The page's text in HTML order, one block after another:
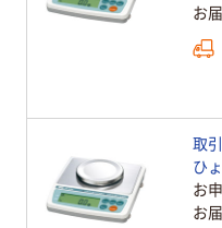
お
取
ひ
お
お